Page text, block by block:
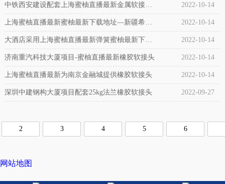
版合同案例
中铁西安建设配套上海蜜柚直播最新金属软接头
产品
2022-10-14
上海蜜柚直播最新蜜柚最新下载地址—新疆希尔
顿酒店项目
2022-10-14
大酒店采用上海蜜柚直播最新弹簧蜜柚最新下载
地址
2022-10-14
济南重汽科技大厦项目-蜜柚直播最新橡胶软接头 2022-10-14
上海蜜柚直播最新为南京金融城提供橡胶软接头 2022-10-14
深圳中建钢构大厦项目配套25kg法兰橡胶软接头 2022-09-27
2 3 4 5 6
网站地图